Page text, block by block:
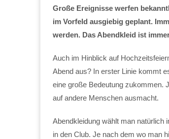
Große Ereignisse werfen
im Vorfeld ausgiebig geplant.
werden. Das Abendkleid ist
Auch im Hinblick auf
Abend aus? In erster Linie kommt
eine große Bedeutung zukommen.
auf andere Menschen ausmacht.
Abendkleidung wählt man natürlich
in den Club. Je nach dem wo man